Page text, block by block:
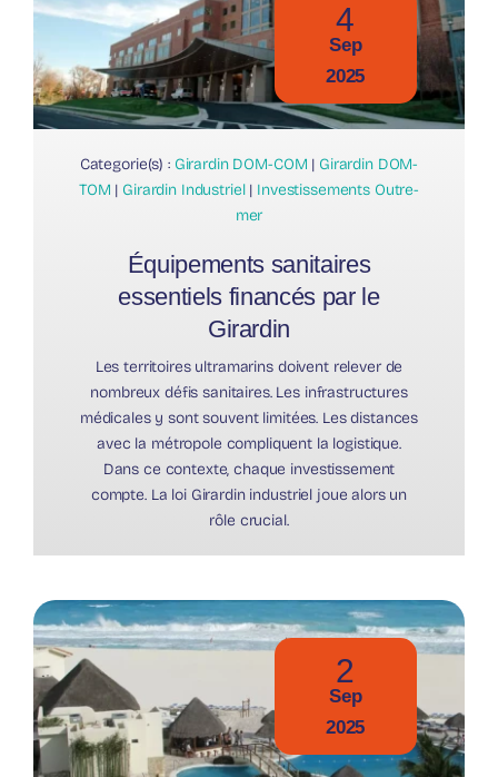
4
Sep
2025
Categorie(s) : Girardin DOM-COM | Girardin DOM-
TOM | Girardin Industriel| Investissements Outre-
mer
Équipements sanitaires
essentiels financés par le
Girardin
Les territoires ultramarins doivent relever de
nombreux défis sanitaires. Les infrastructures
médicales y sont souvent limitées. Les distances
avec la métropole compliquent la logistique.
Dans ce contexte, chaque investissement
compte. La loi Girardin industriel joue alors un
rôle crucial.
2
Sep
2025